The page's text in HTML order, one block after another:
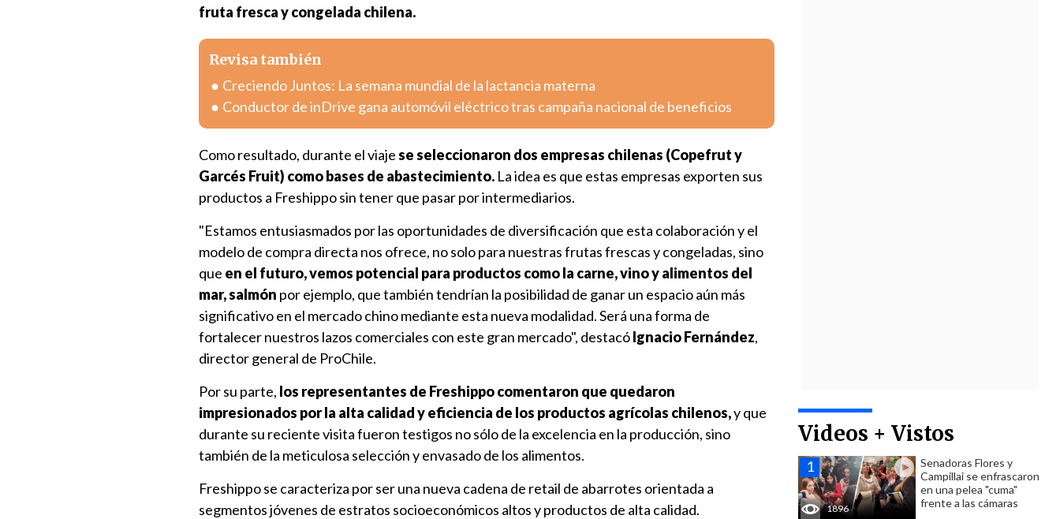
Videos + Vistos
1896
Senadoras Flores y
Campillai se enfrascaron
en una pelea "cuma"
frente a las cámaras
fruta fresca y congelada chilena.
Revisa también
Creciendo Juntos: La semana mundial de la lactancia materna
Conductor de inDrive gana automóvil eléctrico tras campaña nacional de beneficios
Como resultado, durante el viajese seleccionaron dos empresas chilenas (Copefrut y
Garcés Fruit) como bases de abastecimiento. La idea es que estas empresas exporten sus
productos a Freshippo sin tener que pasar por intermediarios.
"Estamos entusiasmados por las oportunidades de diversificación que esta colaboración y el
modelo de compra directa nos ofrece, no solo para nuestras frutas frescas y congeladas, sino
que en el futuro, vemos potencial para productos como la carne, vino y alimentos del
mar, salmón por ejemplo, que también tendrían la posibilidad de ganar un espacio aún más
significativo en el mercado chino mediante esta nueva modalidad. Será una forma de
fortalecer nuestros lazos comerciales con este gran mercado", destacóIgnacio Fernández,
director general de ProChile.
Por su parte, los representantes de Freshippo comentaron que quedaron
impresionados por la alta calidad y eficiencia de los productos agrícolas chilenos,y que
durante su reciente visita fueron testigos no sólo de la excelencia en la producción, sino
también de la meticulosa selección y envasado de los alimentos.
Freshippo se caracteriza por ser una nueva cadena de retail de abarrotes orientada a
segmentos jóvenes de estratos socioeconómicos altos y productos de alta calidad.